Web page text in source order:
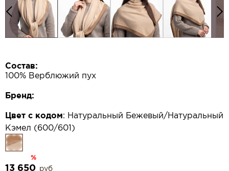
Состав:
100% Верблюжий пух
Бренд:
Цвет с кодом: Натуральный Бежевый/Натуральный
Кэмел (600/601)
%
13 650 руб